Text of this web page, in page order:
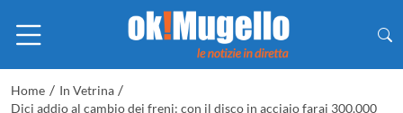
Home / In Vetrina /
Dici addio al cambio dei freni: con il disco in acciaio farai 300.000